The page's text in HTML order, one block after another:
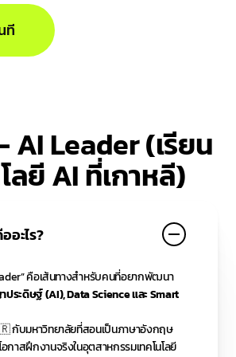
ที
AI Leader (เรียน
ลยี AI ที่เกาหลี)
อะไร?
คือเส้นทางสำหรับคนที่อยากพัฒนา
ระดิษฐ์ (AI), Data Science และ Smart
กับมหาวิทยาลัยที่สอนเป็นภาษาอังกฤษ
กาสฝึกงานจริงในอุตสาหกรรมเทคโนโลยี